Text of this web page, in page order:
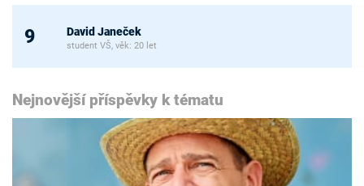
9 David Janeček
student VŠ, věk: 20 let
Nejnovější příspěvky k tématu